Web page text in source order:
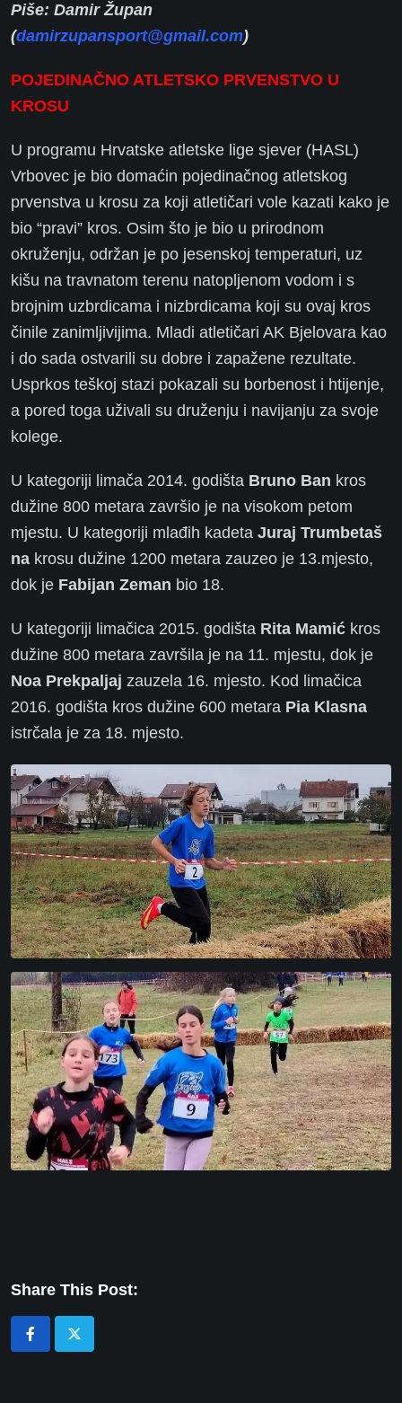
Piše: Damir Župan
(damirzupansport@gmail.com)
POJEDINAČNO ATLETSKO PRVENSTVO U
KROSU
U programu Hrvatske atletske lige sjever (HASL)
Vrbovec je bio domaćin pojedinačnog atletskog
prvenstva u krosu za koji atletičari vole kazati kako je
bio “pravi” kros. Osim što je bio u prirodnom
okruženju, održan je po jesenskoj temperaturi, uz
kišu na travnatom terenu natopljenom vodom i s
brojnim uzbrdicama i nizbrdicama koji su ovaj kros
činile zanimljivijima. Mladi atletičari AK Bjelovara kao
i do sada ostvarili su dobre i zapažene rezultate.
Usprkos teškoj stazi pokazali su borbenost i htijenje,
a pored toga uživali su druženju i navijanju za svoje
kolege.
U kategoriji limača 2014. godišta Bruno Ban kros
dužine 800 metara završio je na visokom petom
mjestu. U kategoriji mlađih kadeta Juraj Trumbetaš
na krosu dužine 1200 metara zauzeo je 13.mjesto,
dok je Fabijan Zeman bio 18.
U kategoriji limačica 2015. godišta Rita Mamić kros
dužine 800 metara završila je na 11. mjestu, dok je
Noa Prekpaljaj zauzela 16. mjesto. Kod limačica
2016. godišta kros dužine 600 metara Pia Klasna
istrčala je za 18. mjesto.
Share This Post: